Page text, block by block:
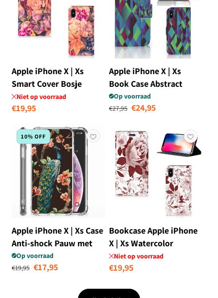
Apple iPhone X | Xs
Smart Cover Bosje
Bloemen
Niet op voorraad
Normale
€19,95
Apple iPhone X | Xs
Book Case Abstract
Green Blue
Op voorraad
Normale prijs
€27,95 €24,95
10% OFF
Apple iPhone X | Xs Case
Anti-shock Pauw met
Bloemen
Op voorraad
Normale prijs
€19,95 Aanbiedingsprijs
€17,95
Bookcase Apple iPhone
X | Xs Watercolor
Flowers
Niet op voorraad
Normale
€19,95